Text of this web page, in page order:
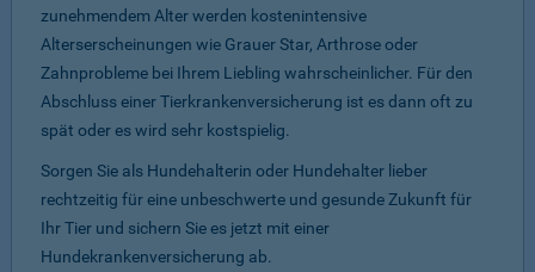
zunehmendem Alter werden kostenintensive
Alterserscheinungen wie Grauer Star, Arthrose oder
Zahnprobleme bei Ihrem Liebling wahrscheinlicher. Für den
Abschluss einer Tierkrankenversicherung ist es dann oft zu
spät oder es wird sehr kostspielig.
Sorgen Sie als Hundehalterin oder Hundehalter lieber
rechtzeitig für eine unbeschwerte und gesunde Zukunft für
Ihr Tier und sichern Sie es jetzt mit einer
Hundekrankenversicherung ab.